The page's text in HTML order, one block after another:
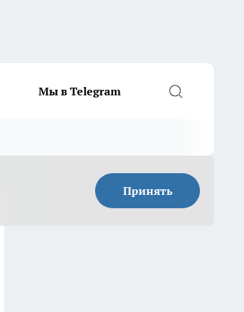
Мы в Telegram
Принять